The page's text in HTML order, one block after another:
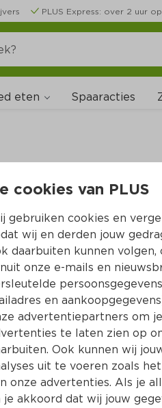
PLUS Express: over 2 uur
eten Spaaracties
met
cookies van PLUS
gebruiken cookies en
wij en derden jouw
daarbuiten kunnen
onze e-mails en
en
advertentiepartners om
te laten zien op
Ook kunnen wij
uit te voeren zoals
onze advertenties. Als je
je akkoord dat wij jouw